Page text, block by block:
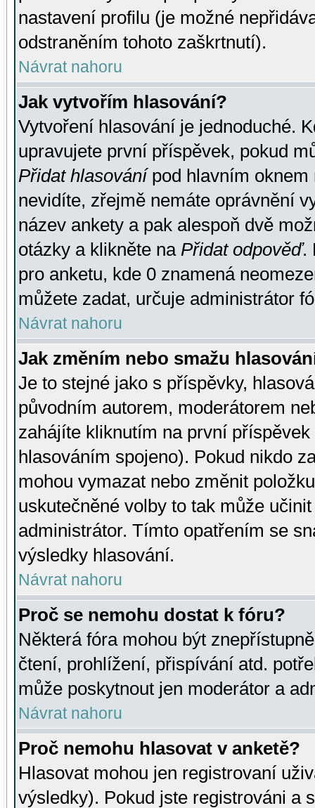
nastavení profilu (je možné
odstraněním tohoto zaškrtnutí).
Návrat nahoru
Jak vytvořím hlasování?
Vytvoření hlasování je jednoduché.
upravujete první příspěvek, pokud
Přidat hlasovánípod hlavním oknem
nevidíte, zřejmě nemáte oprávnění
název ankety a pak alespoň dvě
otázky a klikněte na Přidat odpověď.
pro anketu, kde 0 znamená
můžete zadat, určuje administrátor
Návrat nahoru
Jak změním nebo smažu
Je to stejné jako s příspěvky,
původním autorem, moderátorem
zahájíte kliknutím na první
hlasováním spojeno). Pokud nikdo
mohou vymazat nebo změnit
uskutečněné volby to tak může
administrátor. Tímto opatřením se
výsledky hlasování.
Návrat nahoru
Proč se nemohu dostat k fóru?
Některá fóra mohou být
čtení, prohlížení, přispívání atd.
může poskytnout jen moderátor a
Návrat nahoru
Proč nemohu hlasovat v anketě?
Hlasovat mohou jen registrovaní
výsledky). Pokud jste registrováni a